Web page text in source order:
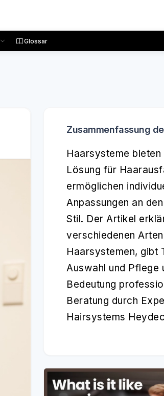
Glossar
Zusammenfassung
Haarsysteme
Lösung für
ermöglichen
Anpassungen an
Stil. Der Artikel
verschiedenen
Haarsystemen, gibt
Auswahl und Pflege
Bedeutung
Beratung durch
Hairsystems